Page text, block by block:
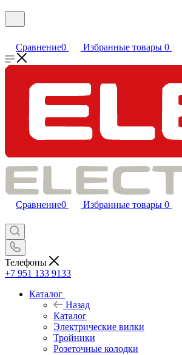
Сравнение0 Избранные товары 0
Сравнение0 Избранные товары 0
Телефоны
+7 951 133 9133
Каталог
Назад
Каталог
Электрические вилки
Тройники
Розеточные колодки